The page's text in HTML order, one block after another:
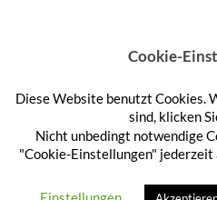
Anmelden
Cookie-
Diese Website benutzt Cookies.
sind, klicken
Nicht unbedingt notwendige
"Cookie-Einstellungen"